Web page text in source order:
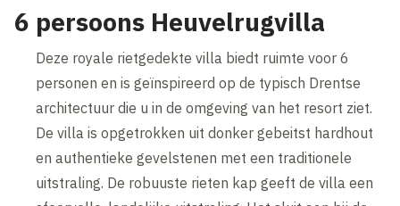
6 persoons Heuvelrugvilla
Deze royale rietgedekte villa biedt ruimte voor 6
personen en is geïnspireerd op de typisch Drentse
architectuur die u in de omgeving van het resort ziet.
De villa is opgetrokken uit donker gebeitst hardhout
en authentieke gevelstenen met een traditionele
uitstraling. De robuuste rieten kap geeft de villa een